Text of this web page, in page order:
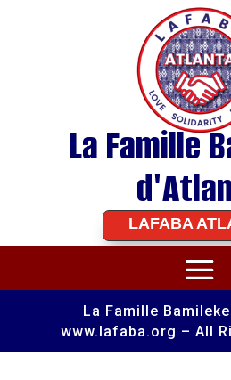
La Famille
LAFABA
La Famille
www.lafaba.org – All